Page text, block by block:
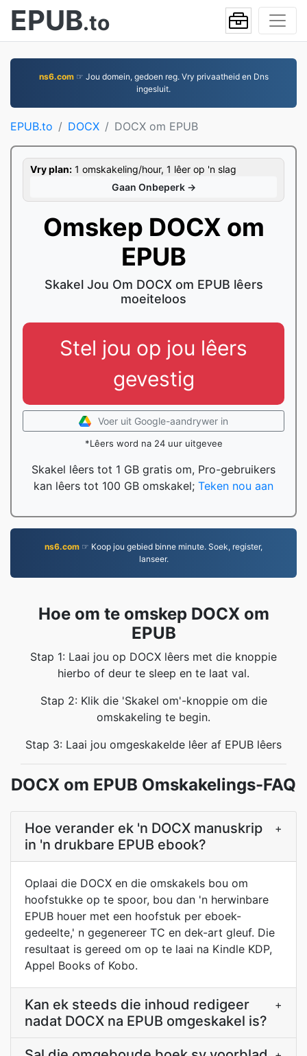
EPUB.to
ns6.com☞ Jou domein, gedoen reg. Vry privaatheid en Dns
ingesluit.
EPUB.to DOCX DOCX om EPUB
Vry plan: 1 omskakeling/hour, 1 lêer op 'n slag
Gaan Onbeperk →
Omskep DOCX om
EPUB
Skakel Jou Om DOCX om EPUB lêers
moeiteloos
Stel jou op jou lêers
gevestig
Voer uit Google-aandrywer in
*Lêers word na 24 uur uitgevee
Skakel lêers tot 1 GB gratis om, Pro-gebruikers
kan lêers tot 100 GB omskakel; Teken nou aan
ns6.com ☞ Koop jou gebied binne minute. Soek, register,
lanseer.
Hoe om te omskep DOCX om
EPUB
Stap 1: Laai jou op DOCX lêers met die knoppie
hierbo of deur te sleep en te laat val.
Stap 2: Klik die 'Skakel om'-knoppie om die
omskakeling te begin.
Stap 3: Laai jou omgeskakelde lêer af EPUB lêers
DOCX om EPUB Omskakelings-FAQ
Hoe verander ek 'n DOCX manuskrip
in 'n drukbare EPUB ebook?
+
Oplaai die DOCX en die omskakels bou om
hoofstukke op te spoor, bou dan 'n herwinbare
EPUB houer met een hoofstuk per eboek-
gedeelte,' n gegenereer TC en dek-art gleuf. Die
resultaat is gereed om op te laai na Kindle KDP,
Appel Books of Kobo.
Kan ek steeds die inhoud redigeer
nadat DOCX na EPUB omgeskakel is?
+